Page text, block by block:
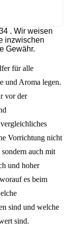
. Wir weisen
inzwischen
Gewähr.
für alle
und Aroma legen.
vor der
Vorrichtung nicht
auch mit
und hoher
es beim
sind und welche
sind.